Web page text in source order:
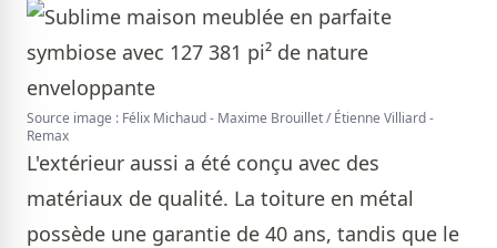
Source image : Félix Michaud - Maxime Brouillet / Étienne Villiard -
Remax
L'extérieur aussi a été conçu avec des
matériaux de qualité. La toiture en métal
possède une garantie de 40 ans, tandis que le